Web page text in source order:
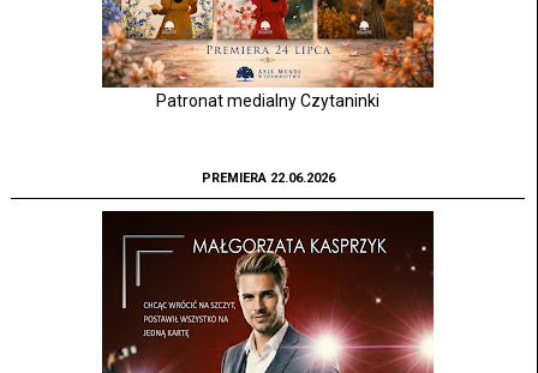
Patronat medialny Czytaninki
PREMIERA 22.06.2026